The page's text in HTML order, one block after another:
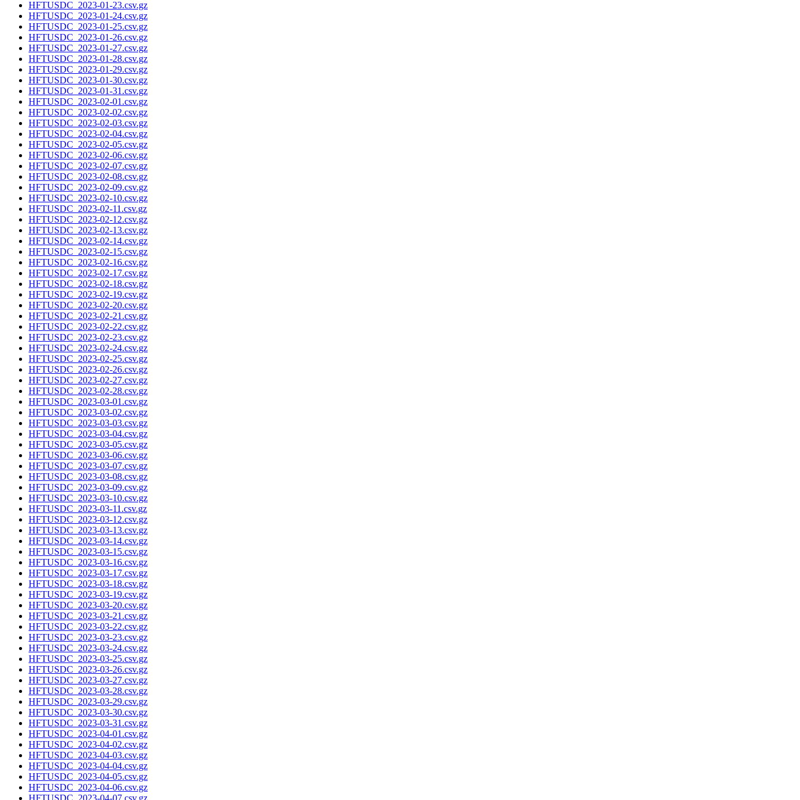
HFTUSDC_2023-01-23.csv.gz
HFTUSDC_2023-01-24.csv.gz
HFTUSDC_2023-01-25.csv.gz
HFTUSDC_2023-01-26.csv.gz
HFTUSDC_2023-01-27.csv.gz
HFTUSDC_2023-01-28.csv.gz
HFTUSDC_2023-01-29.csv.gz
HFTUSDC_2023-01-30.csv.gz
HFTUSDC_2023-01-31.csv.gz
HFTUSDC_2023-02-01.csv.gz
HFTUSDC_2023-02-02.csv.gz
HFTUSDC_2023-02-03.csv.gz
HFTUSDC_2023-02-04.csv.gz
HFTUSDC_2023-02-05.csv.gz
HFTUSDC_2023-02-06.csv.gz
HFTUSDC_2023-02-07.csv.gz
HFTUSDC_2023-02-08.csv.gz
HFTUSDC_2023-02-09.csv.gz
HFTUSDC_2023-02-10.csv.gz
HFTUSDC_2023-02-11.csv.gz
HFTUSDC_2023-02-12.csv.gz
HFTUSDC_2023-02-13.csv.gz
HFTUSDC_2023-02-14.csv.gz
HFTUSDC_2023-02-15.csv.gz
HFTUSDC_2023-02-16.csv.gz
HFTUSDC_2023-02-17.csv.gz
HFTUSDC_2023-02-18.csv.gz
HFTUSDC_2023-02-19.csv.gz
HFTUSDC_2023-02-20.csv.gz
HFTUSDC_2023-02-21.csv.gz
HFTUSDC_2023-02-22.csv.gz
HFTUSDC_2023-02-23.csv.gz
HFTUSDC_2023-02-24.csv.gz
HFTUSDC_2023-02-25.csv.gz
HFTUSDC_2023-02-26.csv.gz
HFTUSDC_2023-02-27.csv.gz
HFTUSDC_2023-02-28.csv.gz
HFTUSDC_2023-03-01.csv.gz
HFTUSDC_2023-03-02.csv.gz
HFTUSDC_2023-03-03.csv.gz
HFTUSDC_2023-03-04.csv.gz
HFTUSDC_2023-03-05.csv.gz
HFTUSDC_2023-03-06.csv.gz
HFTUSDC_2023-03-07.csv.gz
HFTUSDC_2023-03-08.csv.gz
HFTUSDC_2023-03-09.csv.gz
HFTUSDC_2023-03-10.csv.gz
HFTUSDC_2023-03-11.csv.gz
HFTUSDC_2023-03-12.csv.gz
HFTUSDC_2023-03-13.csv.gz
HFTUSDC_2023-03-14.csv.gz
HFTUSDC_2023-03-15.csv.gz
HFTUSDC_2023-03-16.csv.gz
HFTUSDC_2023-03-17.csv.gz
HFTUSDC_2023-03-18.csv.gz
HFTUSDC_2023-03-19.csv.gz
HFTUSDC_2023-03-20.csv.gz
HFTUSDC_2023-03-21.csv.gz
HFTUSDC_2023-03-22.csv.gz
HFTUSDC_2023-03-23.csv.gz
HFTUSDC_2023-03-24.csv.gz
HFTUSDC_2023-03-25.csv.gz
HFTUSDC_2023-03-26.csv.gz
HFTUSDC_2023-03-27.csv.gz
HFTUSDC_2023-03-28.csv.gz
HFTUSDC_2023-03-29.csv.gz
HFTUSDC_2023-03-30.csv.gz
HFTUSDC_2023-03-31.csv.gz
HFTUSDC_2023-04-01.csv.gz
HFTUSDC_2023-04-02.csv.gz
HFTUSDC_2023-04-03.csv.gz
HFTUSDC_2023-04-04.csv.gz
HFTUSDC_2023-04-05.csv.gz
HFTUSDC_2023-04-06.csv.gz
HFTUSDC_2023-04-07.csv.gz